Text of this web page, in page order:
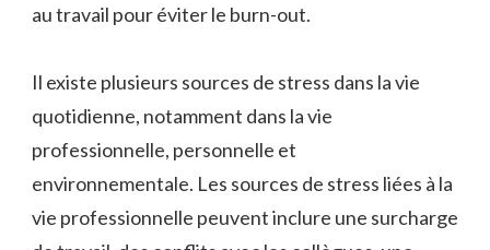
au travail pour éviter le burn-out.
Il existe plusieurs sources de stress dans la vie
quotidienne, notamment dans la vie
professionnelle, personnelle et
environnementale. Les sources de stress liées à la
vie professionnelle peuvent inclure une surcharge